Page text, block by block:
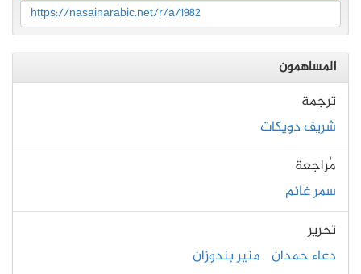
https://nasainarabic.net/r/a/1982
المساهمون
ترجمة
شريف دويكات
مُراجعة
سمر غانم
تحرير
دعاء حمدان منير بندوزان